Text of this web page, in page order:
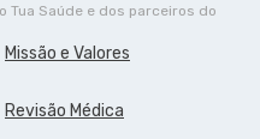
Tua Saúde e dos parceiros do
Missão e Valores
Revisão Médica